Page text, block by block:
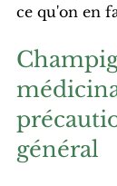
ce qu'on en
général